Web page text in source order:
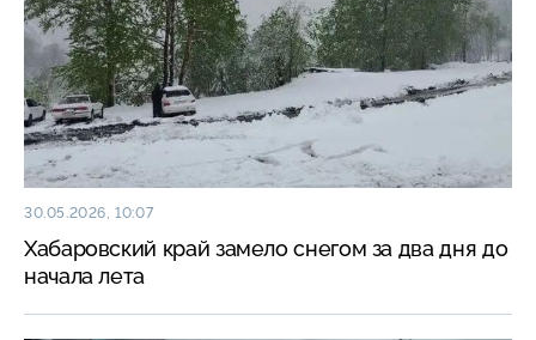
30.05.2026, 10:07
Хабаровский край замело снегом за два дня до
начала лета